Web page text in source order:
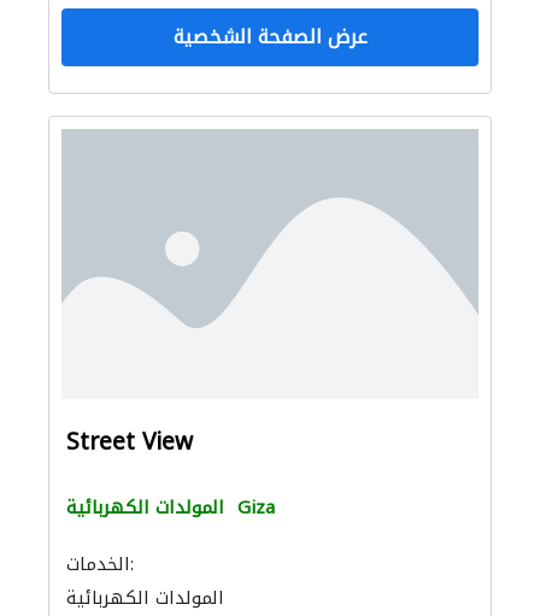
عرض الصفحة الشخصية
Street View
المولدات الكهربائية Giza
الخدمات:
المولدات الكهربائية